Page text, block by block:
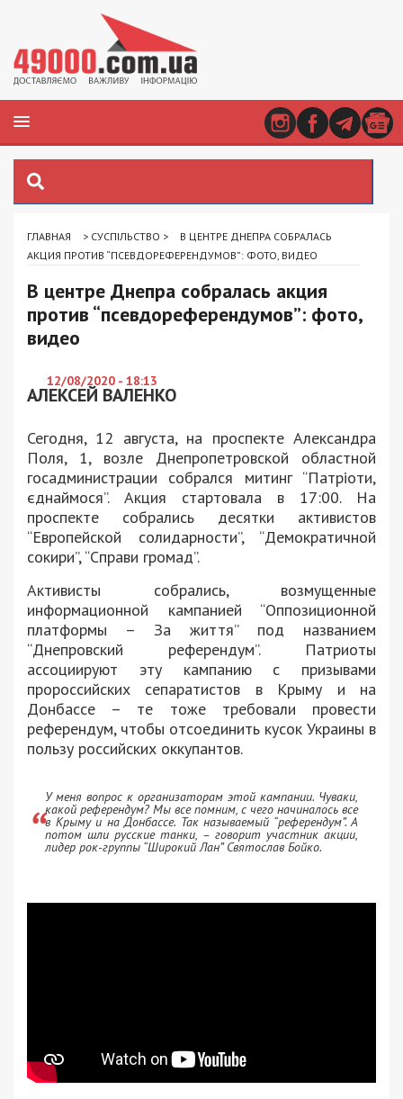
ГЛАВНАЯ > СУСПІЛЬСТВО >
В ЦЕНТРЕ ДНЕПРА СОБРАЛАСЬ
АКЦИЯ ПРОТИВ “ПСЕВДОРЕФЕРЕНДУМОВ”: ФОТО, ВИДЕО
В центре Днепра собралась акция
против “псевдореферендумов”: фото,
видео
12/08/2020 - 18:13
АЛЕКСЕЙ ВАЛЕНКО
Сегодня, 12 августа, на проспекте Александра
Поля, 1, возле Днепропетровской областной
госадминистрации собрался митинг “Патріоти,
єднаймося”. Акция стартовала в 17:00. На
проспекте собрались десятки активистов
“Европейской солидарности”, “Демократичной
сокири”, “Справи громад”.
Активисты собрались, возмущенные
информационной кампанией “Оппозиционной
платформы – За життя” под названием
“Днепровский референдум”. Патриоты
ассоциируют эту кампанию с призывами
пророссийских сепаратистов в Крыму и на
Донбассе – те тоже требовали провести
референдум, чтобы отсоединить кусок Украины в
пользу российских оккупантов.
У меня вопрос к организаторам этой кампании. Чуваки,
какой референдум? Мы все помним, с чего начиналось все
в Крыму и на Донбассе. Так называемый “референдум”. А
потом шли русские танки, – говорит участник акции,
лидер рок-группы “Широкий Лан” Святослав Бойко.